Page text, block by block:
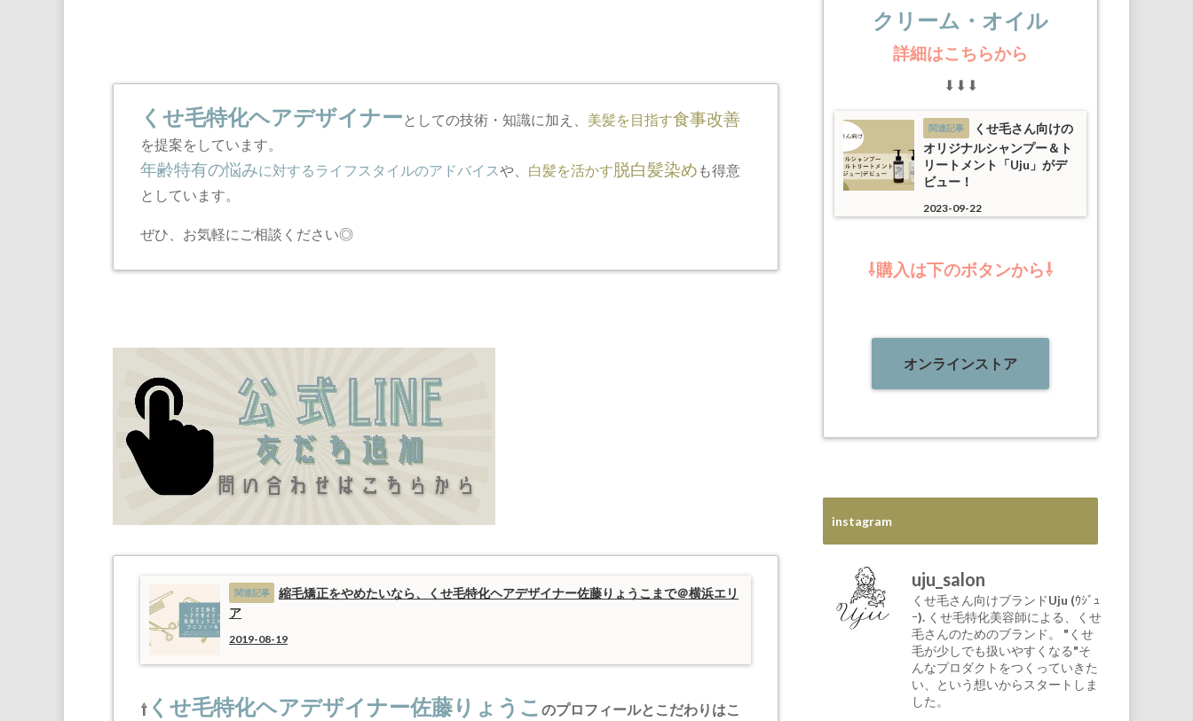
くせ毛特化ヘアデザイナー としての技術・知識に加え、 美髪を目指す食事改善
を提案をしています。
年齢特有の悩みに対するライフスタイルのアドバイス や、 白髪を活かす脱白髪染め も得意
としています。
ぜひ、お気軽にご相談ください◎
縮毛矯正をやめたいなら、くせ毛特化ヘアデザイナー佐藤りょうこまで＠横浜エリ
ア
2019-08-19
⇧ くせ毛特化ヘアデザイナー佐藤りょうこ のプロフィールとこだわりはこ
クリーム・オイル
詳細はこちらから
⬇︎⬇︎⬇︎
くせ毛さん向けの
オリジナルシャンプー＆ト
リートメント「Uju」がデ
ビュー！
2023-09-22
⇩購入は下のボタンから⇩
オンラインストア
instagram
uju_salon
くせ毛さん向けブランドUju (ｳｼﾞｭ
ｰ). くせ毛特化美容師による、くせ
毛さんのためのブランド。
"くせ
毛が少しでも扱いやすくなる"そ
んなプロダクトをつくっていきた
い、という想いからスタートしま
した。